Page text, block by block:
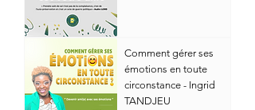
Comment gérer ses
émotions en toute
circonstance - Ingrid
TANDJEU